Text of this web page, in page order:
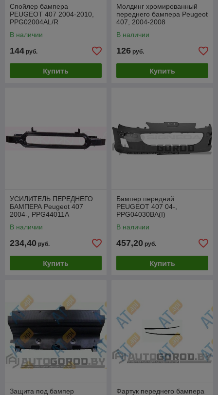
Спойлер бампера
PEUGEOT 407 2004-2010,
PPG02004AL/R
В наличии
144 руб.
Купить
Молдинг хромированный
переднего бампера Peugeot
407, 2004-2008
В наличии
126 руб.
Купить
УСИЛИТЕЛЬ ПЕРЕДНЕГО
БАМПЕРА Peugeot 407
2004-, PPG44011A
В наличии
234,40 руб.
Купить
Бампер передний
PEUGEOT 407 04-,
PPG04030BA(I)
В наличии
457,20 руб.
Купить
Защита под бампер
Фартук переднего бампера